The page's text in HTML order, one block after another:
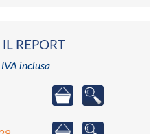
REPORT
inclusa